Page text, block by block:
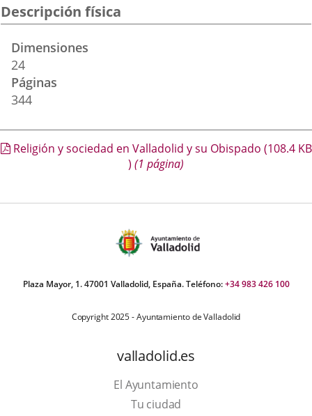
Descripción física
Dimensiones
24
Páginas
344
Portada
Religión y sociedad en Valladolid y su Obispado (108.4 KB
) (1 página)
Plaza Mayor, 1. 47001 Valladolid, España. Teléfono:+34 983 426 100
Copyright 2025 - Ayuntamiento de Valladolid
valladolid.es
El Ayuntamiento
Tu ciudad